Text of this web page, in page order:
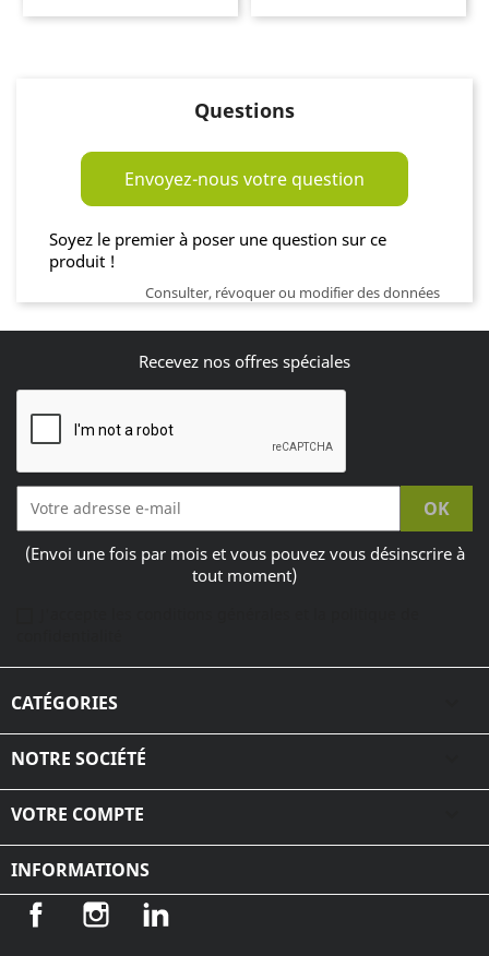
Questions
Envoyez-nous votre question
Soyez le premier à poser une question sur ce
produit !
Consulter, révoquer ou modifier des données
Recevez nos offres spéciales
(Envoi une fois par mois et vous pouvez vous désinscrire à
tout moment)
CATÉGORIES
NOTRE SOCIÉTÉ
VOTRE COMPTE
INFORMATIONS
Facebook Instagram